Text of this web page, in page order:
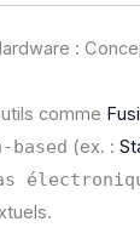
:
comme
(ex. :